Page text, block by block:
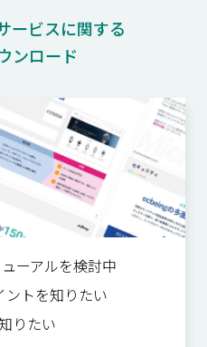
ービスに関する
ンロード
ーアルを検討中
ントを知りたい
りたい